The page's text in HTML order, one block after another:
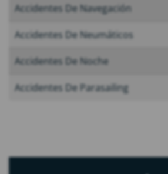
Accidentes De Navegación
Accidentes De Neumáticos
Accidentes De Noche
Accidentes De Parasailing